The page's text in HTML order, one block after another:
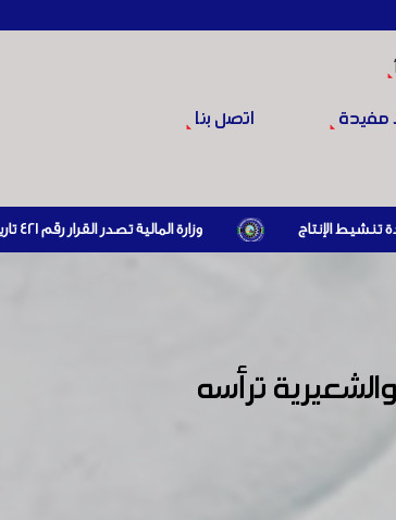
مفيدة اتصل بنا
وزارة المالية تصدر القرار رقم 421 تاريخ 24/3/2026 المتضمن الزام المستوردين بإبراز براءة ذمة مالية سارية صادرة عن الهيئة العامة للضرائب والرسوم أو مديرياتها عند القيام بعمليات الاستيراد
ترأسه